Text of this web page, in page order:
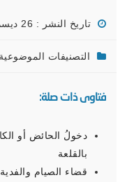
تاريخ النشر : 26 ديسمبر, 2017
التصنيفات
فتاوى ذات صلة:
دخولُ الحائض أو
بالقلعة
قضاء الصيام